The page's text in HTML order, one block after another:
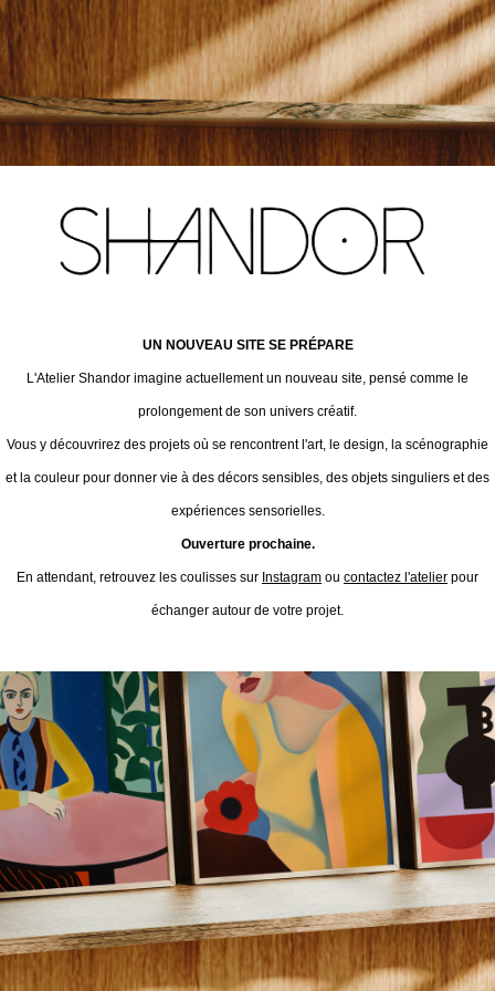
UN NOUVEAU SITE SE PRÉPARE
L'Atelier Shandor imagine actuellement un nouveau site, pensé comme le
prolongement de son univers créatif.
Vous y découvrirez des projets où se rencontrent l'art, le design, la scénographie
et la couleur pour donner vie à des décors sensibles, des objets singuliers et des
expériences sensorielles.
Ouverture prochaine.
En attendant, retrouvez les coulisses sur Instagram ou contactez l'atelier pour
échanger autour de votre projet.